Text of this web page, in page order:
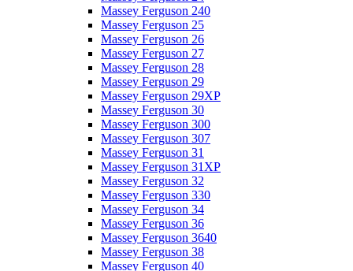
Massey Ferguson 240
Massey Ferguson 25
Massey Ferguson 26
Massey Ferguson 27
Massey Ferguson 28
Massey Ferguson 29
Massey Ferguson 29XP
Massey Ferguson 30
Massey Ferguson 300
Massey Ferguson 307
Massey Ferguson 31
Massey Ferguson 31XP
Massey Ferguson 32
Massey Ferguson 330
Massey Ferguson 34
Massey Ferguson 36
Massey Ferguson 3640
Massey Ferguson 38
Massey Ferguson 40